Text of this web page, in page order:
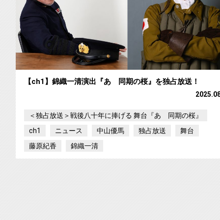
【ch1】錦織一清演出『あゝ同期の桜』を独占放送！
＜独占放送＞戦後八十年に捧げる 舞台『あゝ同期の桜』
ch1
ニュース 中山優馬 独占放送
舞台
藤原紀香
錦織一清